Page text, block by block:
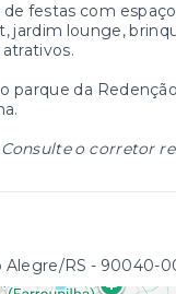
festas com
jardim lounge,
parque da
o corretor
Alegre/RS - 90040-